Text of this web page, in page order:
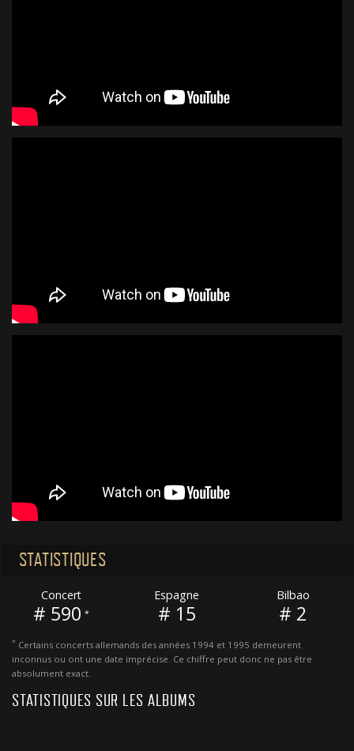
STATISTIQUES
Concert
# 590 *
Espagne
# 15
Bilbao
# 2
* Certains concerts allemands des années 1994 et 1995 demeurent
inconnus ou ont une date imprécise. Ce chiffre peut donc ne pas être
absolument exact.
STATISTIQUES SUR LES ALBUMS